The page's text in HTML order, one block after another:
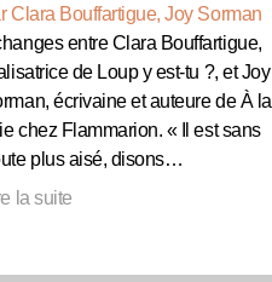
Clara Bouffartigue, Joy Sorman
entre Clara Bouffartigue,
de Loup y est-tu ?, et Joy
écrivaine et auteure de À la
chez Flammarion. « Il est sans
plus aisé, disons…
la suite